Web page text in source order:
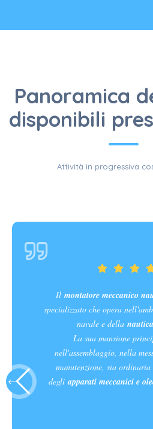
Panoramica
disponibili
Attività in progressiva
Il montatore meccanico
specializzato che opera
navale e della
La sua mansione
nell'assemblaggio, nella
manutenzione, sia
degliapparati meccanici e